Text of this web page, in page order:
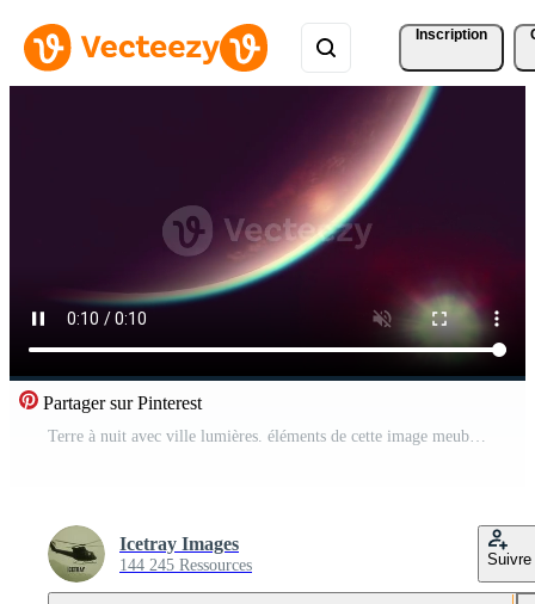
Inscription
Partager sur Pinterest
Terre à nuit avec ville lumières. éléments de cette image meublé par nasa Vidéo Pro
Icetray Images
144 245 Ressources Suivre